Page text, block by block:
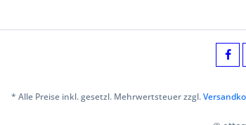
* Alle Preise inkl. gesetzl. Mehrwertsteuer zzgl.